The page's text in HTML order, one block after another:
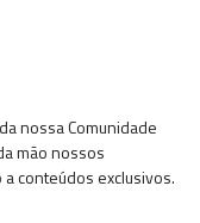
nossa Comunidade
mão nossos
conteúdos exclusivos.